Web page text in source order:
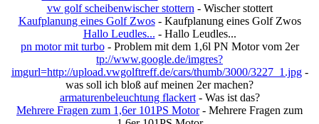
vw golf scheibenwischer stottern - Wischer stottert
Kaufplanung eines Golf Zwos- Kaufplanung eines Golf Zwos
Hallo Leudles... - Hallo Leudles...
pn motor mit turbo- Problem mit dem 1,6l PN Motor vom 2er
tp://www.google.de/imgres?
imgurl=http://upload.vwgolftreff.de/cars/thumb/3000/3227_1.jpg-
was soll ich bloß auf meinen 2er machen?
armaturenbeleuchtung flackert- Was ist das?
Mehrere Fragen zum 1,6er 101PS Motor- Mehrere Fragen zum